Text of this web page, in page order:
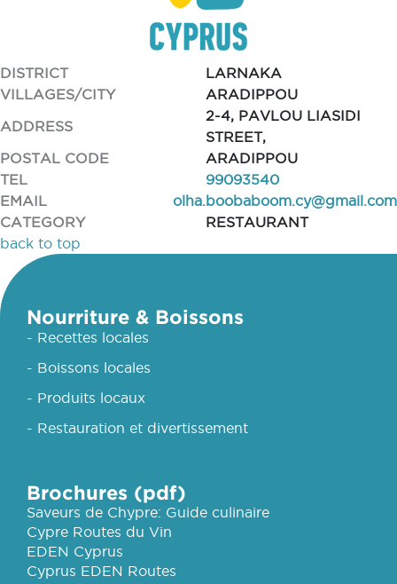
DISTRICT
LARNAKA
VILLAGES/CITY
ARADIPPOU
ADDRESS
2-4, PAVLOU LIASIDI
STREET,
POSTAL CODE
ARADIPPOU
TEL
99093540
EMAIL
olha.boobaboom.cy@gmail.com
CATEGORY
RESTAURANT
back to top
Nourriture & Boissons
- Recettes locales
- Boissons locales
- Produits locaux
- Restauration et divertissement
Brochures (pdf)
Saveurs de Chypre: Guide culinaire
Cypre Routes du Vin
EDEN Cyprus
Cyprus EDEN Routes